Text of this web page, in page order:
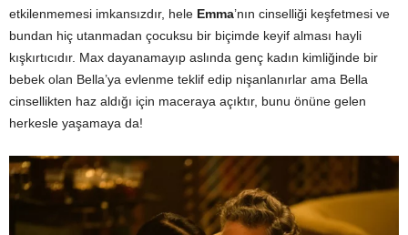
etkilenmemesi imkansızdır, hele Emma’nın cinselliği keşfetmesi ve
bundan hiç utanmadan çocuksu bir biçimde keyif alması hayli
kışkırtıcıdır. Max dayanamayıp aslında genç kadın kimliğinde bir
bebek olan Bella’ya evlenme teklif edip nişanlanırlar ama Bella
cinsellikten haz aldığı için maceraya açıktır, bunu önüne gelen
herkesle yaşamaya da!